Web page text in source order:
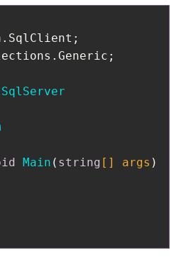
Main ( string [] args )